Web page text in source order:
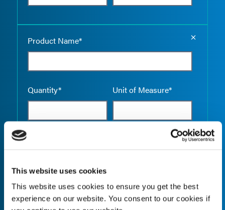
This website uses cookies
This website uses cookies to ensure you get the best
experience on our website. You consent to our cookies if
Product Name*
Quantity* Unit of Measure*
Quantity* Unit of Measure*